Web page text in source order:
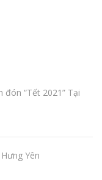
đón “Tết 2021” Tại
Yên